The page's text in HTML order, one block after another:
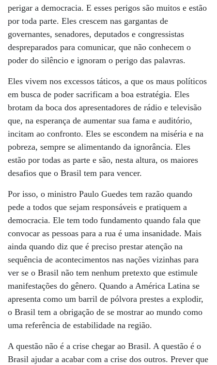
perigar a democracia. E esses perigos são muitos e estão
por toda parte. Eles crescem nas gargantas de
governantes, senadores, deputados e congressistas
despreparados para comunicar, que não conhecem o
poder do silêncio e ignoram o perigo das palavras.
Eles vivem nos excessos táticos, a que os maus políticos
em busca de poder sacrificam a boa estratégia. Eles
brotam da boca dos apresentadores de rádio e televisão
que, na esperança de aumentar sua fama e auditório,
incitam ao confronto. Eles se escondem na miséria e na
pobreza, sempre se alimentando da ignorância. Eles
estão por todas as parte e são, nesta altura, os maiores
desafios que o Brasil tem para vencer.
Por isso, o ministro Paulo Guedes tem razão quando
pede a todos que sejam responsáveis e pratiquem a
democracia. Ele tem todo fundamento quando fala que
convocar as pessoas para a rua é uma insanidade. Mais
ainda quando diz que é preciso prestar atenção na
sequência de acontecimentos nas nações vizinhas para
ver se o Brasil não tem nenhum pretexto que estimule
manifestações do gênero. Quando a América Latina se
apresenta como um barril de pólvora prestes a explodir,
o Brasil tem a obrigação de se mostrar ao mundo como
uma referência de estabilidade na região.
A questão não é a crise chegar ao Brasil. A questão é o
Brasil ajudar a acabar com a crise dos outros. Prever que